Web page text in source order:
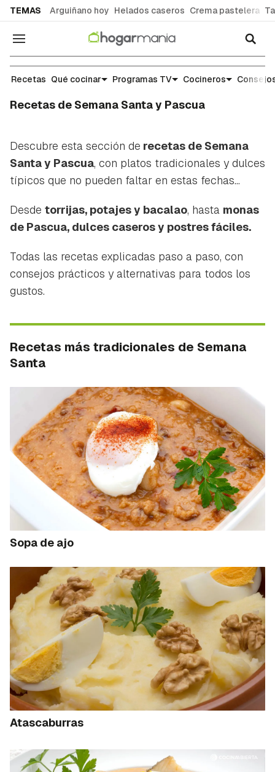
TEMAS Arguiñano hoy Helados caseros Crema pastelera
Navegación
Recetas Qué cocinar Programas TV Cocineros
Recetas de Semana Santa y Pascua
Descubre esta sección de recetas de Semana
Santa y Pascua, con platos tradicionales y dulces
típicos que no pueden faltar en estas fechas...
Desde torrijas, potajes y bacalao, hasta monas
de Pascua, dulces caseros y postres fáciles.
Todas las recetas explicadas paso a paso, con
consejos prácticos y alternativas para todos los
gustos.
Recetas más tradicionales de Semana
Santa
Sopa de ajo
Atascaburras